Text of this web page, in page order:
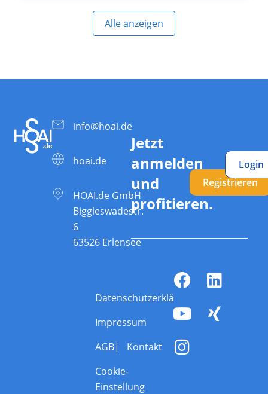
Alle anzeigen
info@hoai.de
hoai.de
HOAI.de GmbH
Biggleswadestr.
6
63526 Erlensee
Jetzt
anmelden
und
profitieren.
Registrieren
Login
Datenschutzerklärung
Impressum
AGB
Kontakt
Cookie-
Einstellung